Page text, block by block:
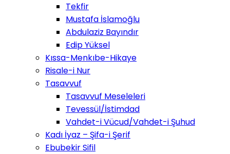
Tekfir
Mustafa İslamoğlu
Abdulaziz Bayındır
Edip Yüksel
Kıssa-Menkıbe-Hikaye
Risale-i Nur
Tasavvuf
Tasavvuf Meseleleri
Tevessül/İstimdad
Vahdet-i Vücud/Vahdet-i Şuhud
Kadı İyaz – Şifa-i Şerif
Ebubekir Sifil